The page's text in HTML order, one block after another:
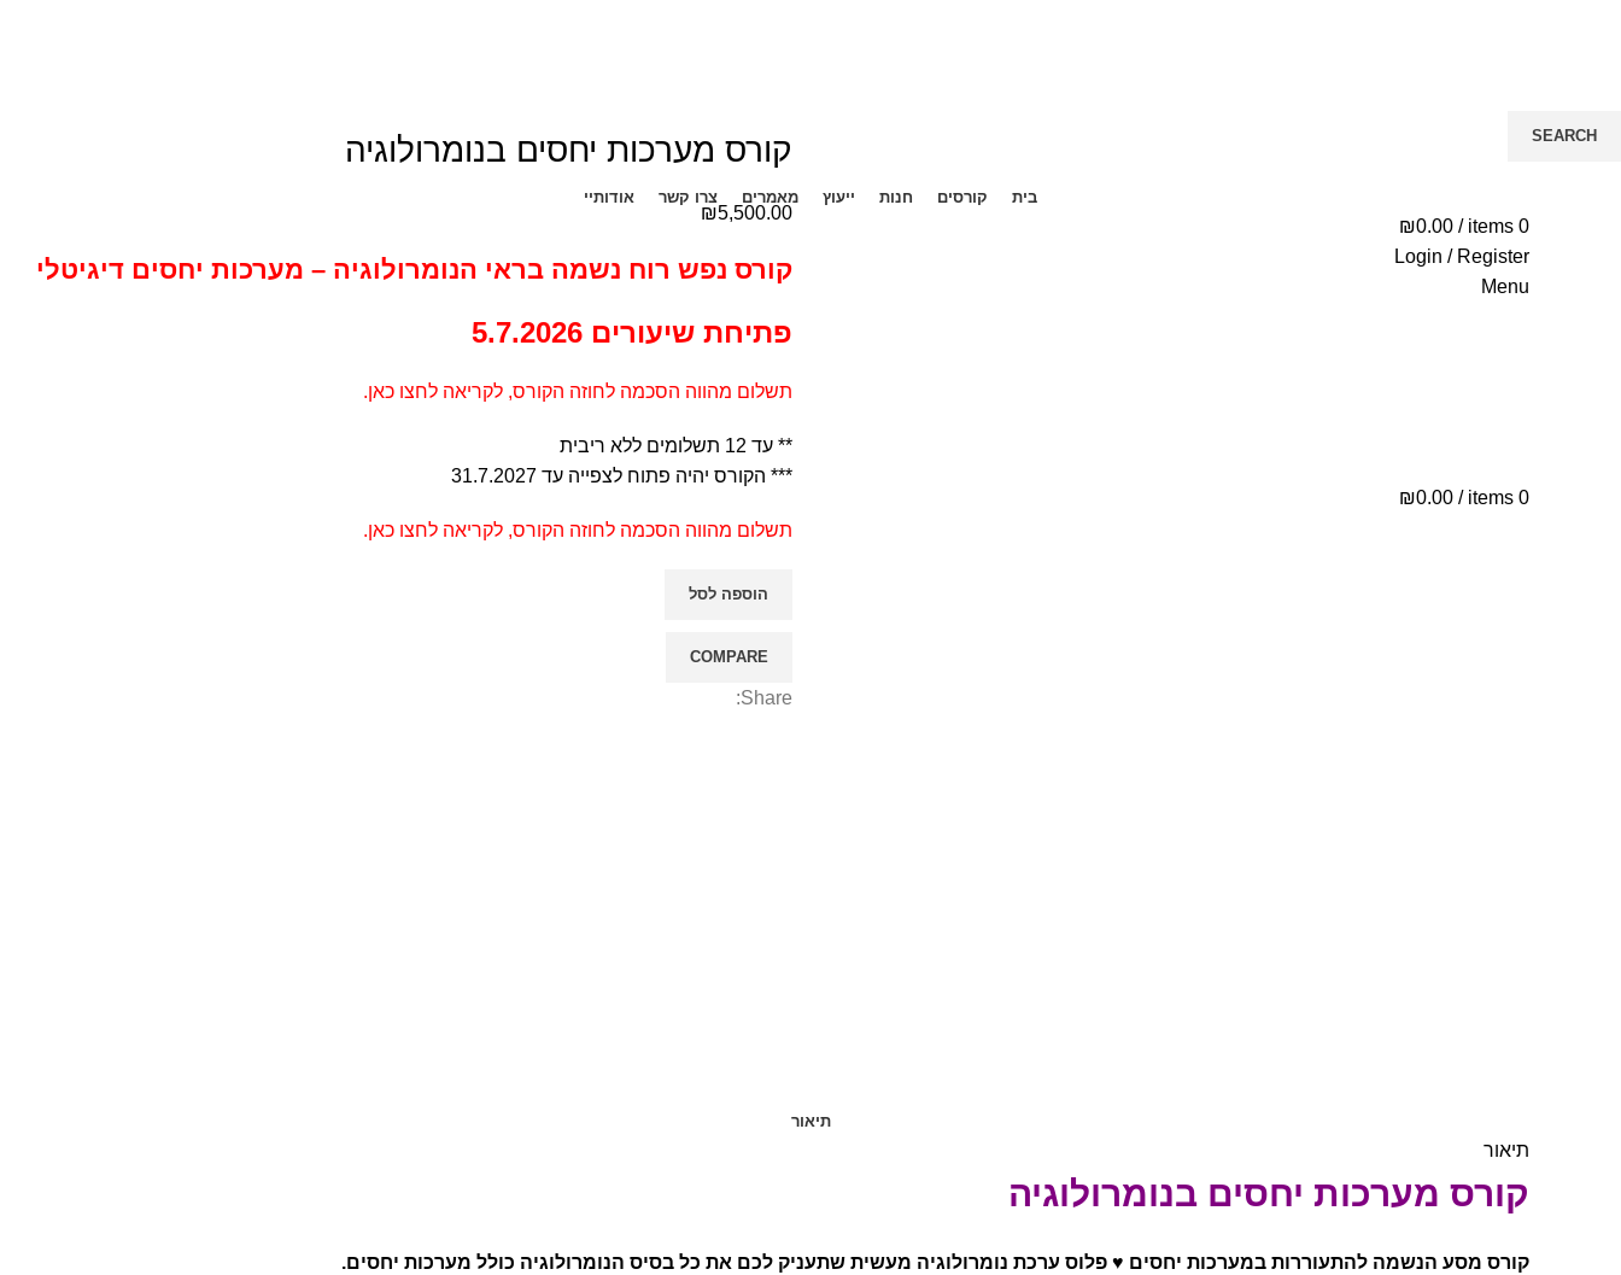
בית קורסים חנות ייעוץ מאמרים צרו קשר אודותיי
0
items
/
₪0.00
Login / Register
Menu
0
items
/
₪0.00
קורס מערכות יחסים בנומרולוגיה
₪5,500.00
קורס נפש רוח נשמה בראי הנומרולוגיה – מערכות יחסים דיגיטלי
פתיחת שיעורים 5.7.2026
תשלום מהווה הסכמה לחוזה הקורס, לקריאה לחצו כאן.
** עד 12 תשלומים ללא ריבית
*** הקורס יהיה פתוח לצפייה עד 31.7.2027
תשלום מהווה הסכמה לחוזה הקורס, לקריאה לחצו כאן.
הוספה לסל
COMPARE
Share:
תיאור
תיאור
קורס מערכות יחסים בנומרולוגיה
קורס מסע הנשמה להתעוררות במערכות יחסים ♥ פלוס ערכת נומרולוגיה מעשית שתעניק לכם את כל בסיס הנומרולוגיה כולל מערכות יחסים.
SEARCH